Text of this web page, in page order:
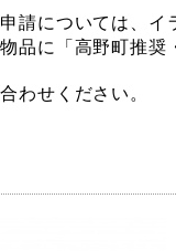
請については、
品に「高野町推奨
わせください。